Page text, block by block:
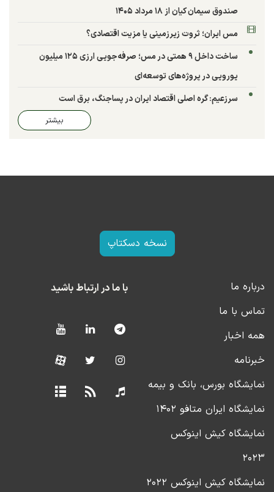
صندوق سیمان کیان از ۱۸ مرداد ۱۴۰۵
مس ایران؛ ثروت زیرزمینی یا مزیت اقتصادی؟
ساخت داخل ۹ همتی در مس؛ صرفه‌جویی ارزی ۱۲۵ میلیون
یورویی در پروژه‌های توسعه‌ای
سرزعیم: گره اصلی اقتصاد ایران در پساجنگ، برق است
بیشتر
نسخه دسکتاپ
درباره ما
تماس با ما
همه اخبار
خبرنامه
نمایشگاه بورس، بانک و بیمه
نمایشگاه ایران متافو ۱۴۰۲
نمایشگاه کیش اینوکس
۲۰۲۳
نمایشگاه کیش اینوکس ۲۰۲۲
با ما در ارتباط باشید